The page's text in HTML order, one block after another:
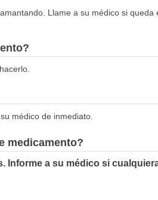
Llame a su médico si queda
médico de inmediato.
medicamento?
Informe a su médico si